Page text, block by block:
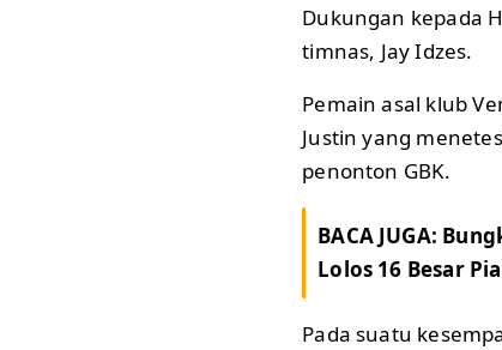
Dukungan kepada
timnas, Jay Idzes.
Pemain asal klub
Justin yang
penonton GBK.
BACA JUGA:
Lolos 16 Besar
Pada suatu